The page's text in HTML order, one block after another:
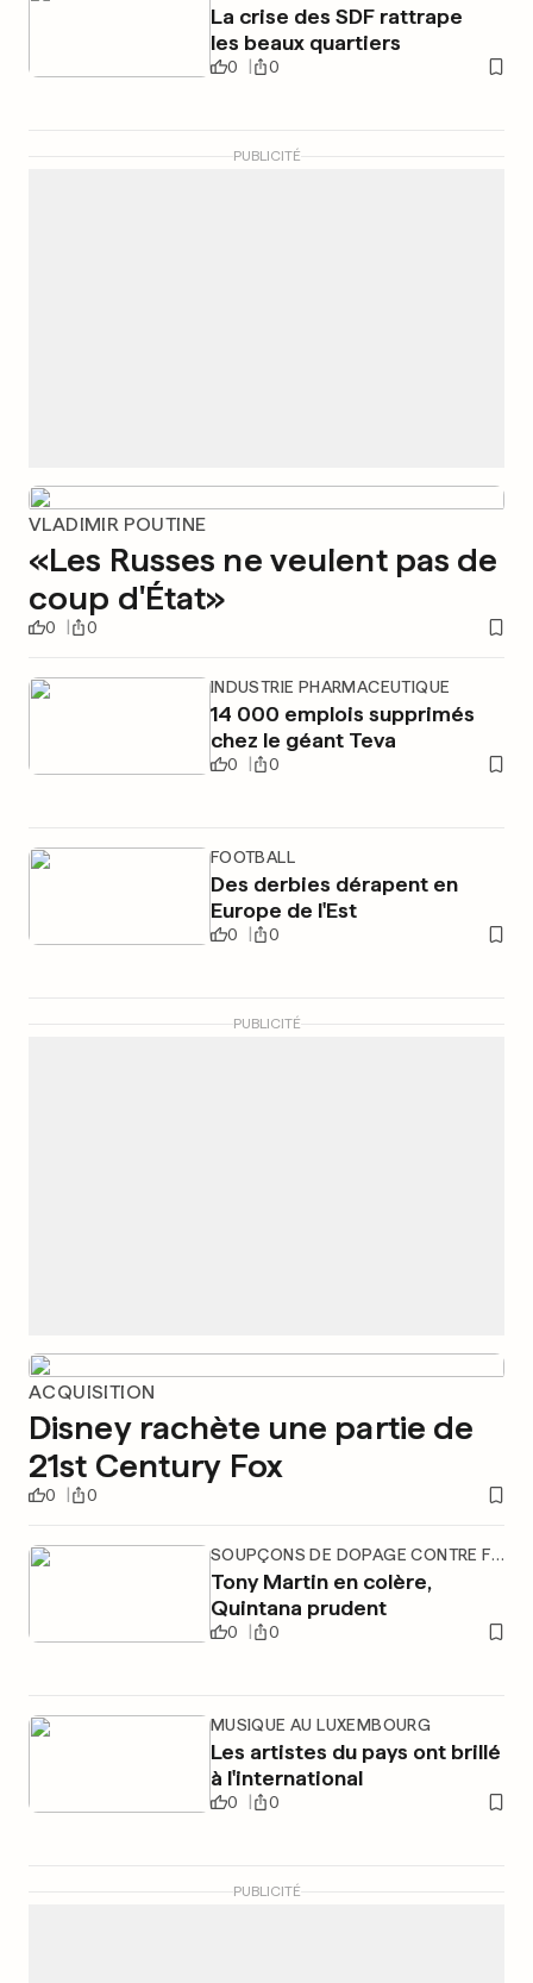
La crise des SDF rattrape
les beaux quartiers
0 0
PUBLICITÉ
VLADIMIR POUTINE
«Les Russes ne veulent pas de
coup d'État»
0 0
INDUSTRIE PHARMACEUTIQUE
14 000 emplois supprimés
chez le géant Teva
0 0
FOOTBALL
Des derbies dérapent en
Europe de l'Est
0 0
PUBLICITÉ
ACQUISITION
Disney rachète une partie de
21st Century Fox
0 0
SOUPÇONS DE DOPAGE CONTRE FROOME
Tony Martin en colère,
Quintana prudent
0 0
MUSIQUE AU LUXEMBOURG
Les artistes du pays ont brillé
à l'international
0 0
PUBLICITÉ